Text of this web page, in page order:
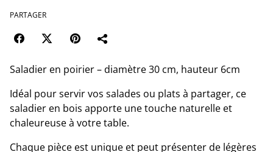
PARTAGER
Saladier en poirier – diamètre 30 cm, hauteur 6cm
Idéal pour servir vos salades ou plats à partager, ce
saladier en bois apporte une touche naturelle et
chaleureuse à votre table.
Chaque pièce est unique et peut présenter de légères